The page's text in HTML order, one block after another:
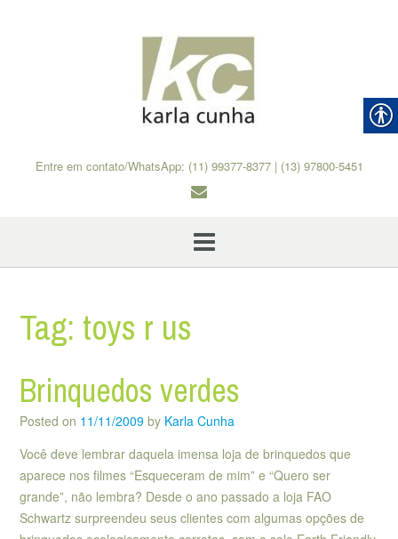
Entre em contato/WhatsApp: (11) 99377-8377 | (13) 97800-5451
Tag: toys r us
Brinquedos verdes
Posted on 11/11/2009 by Karla Cunha
Você deve lembrar daquela imensa loja de brinquedos que
aparece nos filmes “Esqueceram de mim” e “Quero ser
grande”, não lembra? Desde o ano passado a loja FAO
Schwartz surpreendeu seus clientes com algumas opções de